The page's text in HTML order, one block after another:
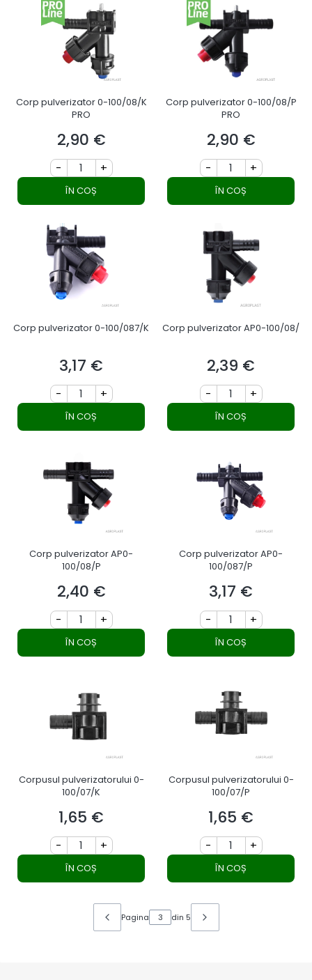
Corp pulverizator 0-100/08/K
PRO
Preț
2,90 €
- +
ÎN COȘ
Corp pulverizator 0-100/08/P
PRO
Preț
2,90 €
- +
ÎN COȘ
Corp pulverizator 0-100/087/K
Preț
3,17 €
- +
ÎN COȘ
Corp pulverizator AP0-100/08/
Preț
2,39 €
- +
ÎN COȘ
Corp pulverizator AP0-
100/08/P
Preț
2,40 €
- +
ÎN COȘ
Corp pulverizator AP0-
100/087/P
Preț
3,17 €
- +
ÎN COȘ
Corpusul pulverizatorului 0-
100/07/K
Preț
1,65 €
- +
ÎN COȘ
Corpusul pulverizatorului 0-
100/07/P
Preț
1,65 €
- +
ÎN COȘ
Pagina din 5